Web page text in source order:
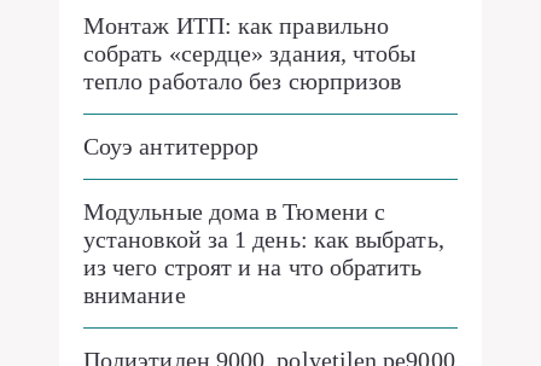
Монтаж ИТП: как правильно
собрать «сердце» здания, чтобы
тепло работало без сюрпризов
Соуэ антитеррор
Модульные дома в Тюмени с
установкой за 1 день: как выбрать,
из чего строят и на что обратить
внимание
Полиэтилен 9000, polyetilen pe9000